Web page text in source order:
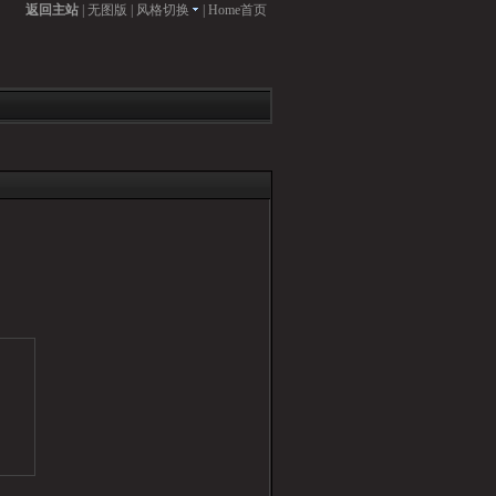
返回主站 无图版 风格切换 Home首页